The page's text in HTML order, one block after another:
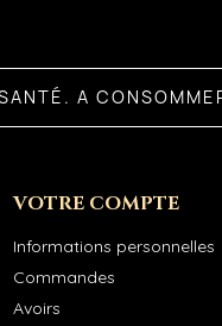
A
VOTRE COMPTE
Informations personnelles
Commandes
Avoirs